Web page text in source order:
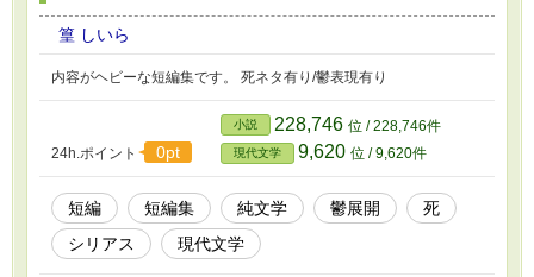
篁 しいら
内容がヘビーな短編集です。 死ネタ有り/鬱表現有り
24h.ポイント 0pt
小説 228,746 位 / 228,746件
現代文学 9,620 位 / 9,620件
短編 短編集 純文学 鬱展開
死
シリアス
現代文学